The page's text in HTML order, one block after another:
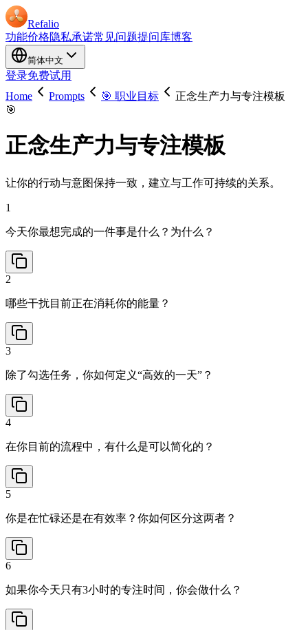
Refalio
功能价格隐私承诺常见问题提问库博客
简体中文
登录免费试用
Home
Prompts 🎯 职业目标
正念生产力与专注模板
🎯
正念生产力与专注模板
让你的行动与意图保持一致，建立与工作可持续的关系。
1
今天你最想完成的一件事是什么？为什么？
2
哪些干扰目前正在消耗你的能量？
3
除了勾选任务，你如何定义“高效的一天”？
4
在你目前的流程中，有什么是可以简化的？
5
你是在忙碌还是在有效率？你如何区分这两者？
6
如果你今天只有3小时的专注时间，你会做什么？